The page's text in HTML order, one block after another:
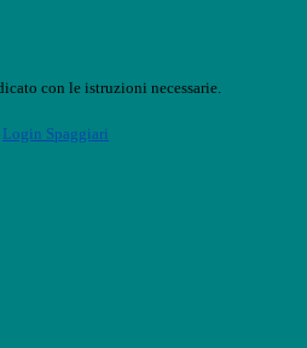
con le istruzioni necessarie.
Login Spaggiari